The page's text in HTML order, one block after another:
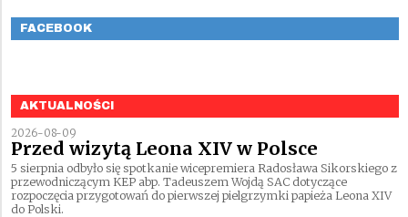
FACEBOOK
AKTUALNOŚCI
2026-08-09
Przed wizytą Leona XIV w Polsce
5 sierpnia odbyło się spotkanie wicepremiera Radosława Sikorskiego z
przewodniczącym KEP abp. Tadeuszem Wojdą SAC dotyczące
rozpoczęcia przygotowań do pierwszej pielgrzymki papieża Leona XIV
do Polski.